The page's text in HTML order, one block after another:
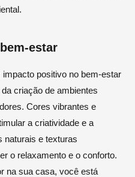
estar
positivo no bem-estar
criação de ambientes
Cores vibrantes e
a criatividade e a
naturais e texturas
o relaxamento e o conforto.
na sua casa, você está